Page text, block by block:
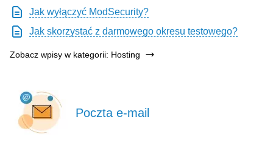
Jak wyłączyć ModSecurity?
Jak skorzystać z darmowego okresu testowego?
Zobacz wpisy w kategorii: Hosting
Poczta e-mail